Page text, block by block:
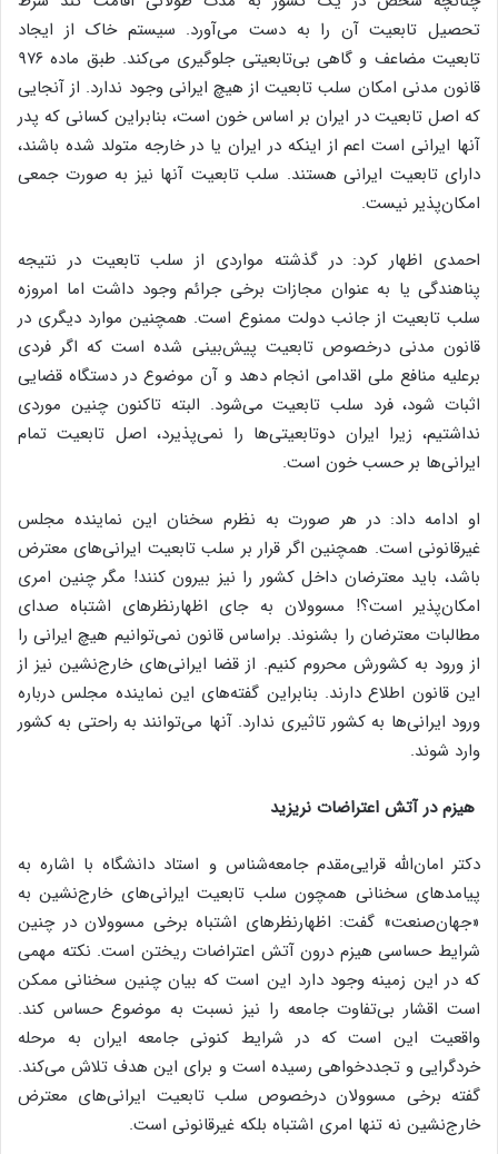
تحصیل تابعیت آن را به دست می‌آورد‌. سیستم خاک از ایجاد
تابعیت مضاعف و گاهی بی‌تابعیتی جلوگیری می‌کند. طبق ماده ۹۷۶
قانون مدنی امکان سلب تابعیت از هیچ ایرانی وجود ندارد. از آنجایی
که اصل تابعیت در ایران بر اساس خون است، بنابراین کسانی که پدر
آنها ایرانی است اعم از اینکه در ایران یا در خارجه متولد شده باشند،
دارای تابعیت ایرانی هستند. سلب تابعیت آنها نیز به صورت جمعی
امکان‌پذیر نیست.
احمدی اظهار کرد: در گذشته مواردی از سلب تابعیت در نتیجه
پناهندگی یا به عنوان مجازات برخی جرائم وجود داشت اما امروزه
سلب تابعیت از جانب دولت ممنوع است. همچنین موارد دیگری در
قانون مدنی درخصوص تابعیت پیش‌بینی شده است که اگر فردی
برعلیه منافع ملی اقدامی انجام دهد و آن موضوع در دستگاه قضایی
اثبات شود، فرد سلب تابعیت می‌شود. البته تاکنون چنین موردی
نداشتیم، زیرا ایران دوتابعیتی‌ها را نمی‌پذیرد، اصل تابعیت تمام
ایرانی‌ها بر حسب خون است.
او ادامه داد: در هر صورت به نظرم سخنان این نماینده مجلس
غیرقانونی است. همچنین اگر قرار بر سلب تابعیت ایرانی‌های معترض
باشد، باید معترضان داخل کشور را نیز بیرون کنند! مگر چنین امری
امکان‌پذیر است؟! مسوولان به جای اظهارنظرهای اشتباه صدای
مطالبات معترضان را بشنوند. براساس قانون نمی‌توانیم هیچ ایرانی را
از ورود به کشورش محروم کنیم. از قضا ایرانی‌های خارج‌نشین نیز از
این قانون اطلاع دارند. بنابراین گفته‌های این نماینده مجلس درباره
ورود ایرانی‌ها به کشور تاثیری ندارد. آنها می‌توانند به راحتی به کشور
وارد شوند.
هیزم در آتش اعتراضات نریزید
دکتر امان‌الله قرایی‌مقدم جامعه‌شناس و استاد دانشگاه با اشاره به
پیامدهای سخنانی همچون سلب تابعیت ایرانی‌های خارج‌نشین به
«جهان‌صنعت» گفت: اظهارنظرهای اشتباه برخی مسوولان در چنین
شرایط حساسی هیزم درون آتش اعتراضات ریختن است. نکته مهمی
که در این زمینه وجود دارد این است که بیان چنین سخنانی ممکن
است اقشار بی‌تفاوت جامعه را نیز نسبت به موضوع حساس کند.
واقعیت این است که در شرایط کنونی جامعه ایران به مرحله
خردگرایی و تجددخواهی رسیده است و برای این هدف تلاش می‌کند.
گفته برخی مسوولان درخصوص سلب تابعیت ایرانی‌های معترض
خارج‌نشین نه تنها امری اشتباه بلکه غیرقانونی است.